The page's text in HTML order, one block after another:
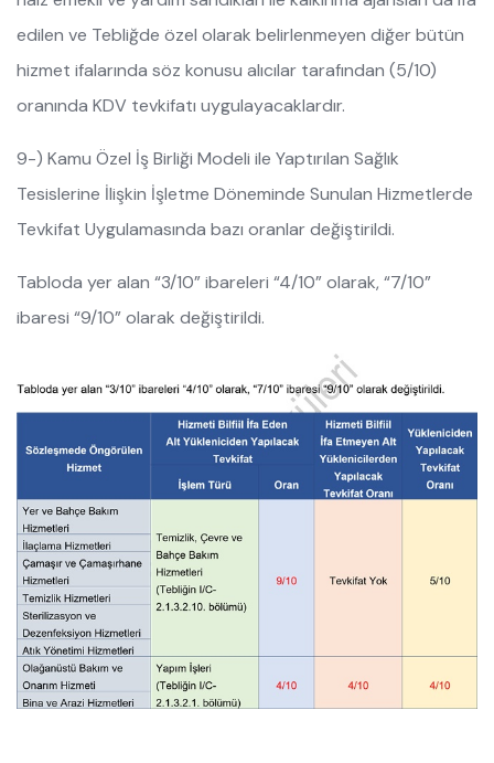
edilen ve Tebliğde özel olarak belirlenmeyen diğer bütün
hizmet ifalarında söz konusu alıcılar tarafından (5/10)
oranında KDV tevkifatı uygulayacaklardır.
9-) Kamu Özel İş Birliği Modeli ile Yaptırılan Sağlık
Tesislerine İlişkin İşletme Döneminde Sunulan Hizmetlerde
Tevkifat Uygulamasında bazı oranlar değiştirildi.
Tabloda yer alan “3/10” ibareleri “4/10” olarak, “7/10”
ibaresi “9/10” olarak değiştirildi.